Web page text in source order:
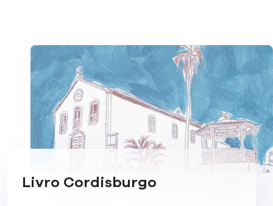
Livro Cordisburgo